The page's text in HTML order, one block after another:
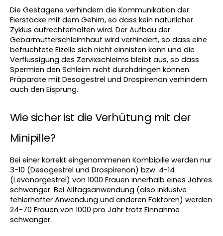
Die Gestagene verhindern die Kommunikation der
Eierstöcke mit dem Gehirn, so dass kein natürlicher
Zyklus aufrechterhalten wird. Der Aufbau der
Gebärmutterschleimhaut wird verhindert, so dass eine
befruchtete Eizelle sich nicht einnisten kann und die
Verflüssigung des Zervixschleims bleibt aus, so dass
Spermien den Schleim nicht durchdringen können.
Präparate mit Desogestrel und Drospirenon verhindern
auch den Eisprung.
Wie sicher ist die Verhütung mit der
Minipille?
Bei einer korrekt eingenommenen Kombipille werden nur
3-10 (Desogestrel und Drospirenon) bzw. 4-14
(Levonorgestrel) von 1000 Frauen innerhalb eines Jahres
schwanger. Bei Alltagsanwendung (also inklusive
fehlerhafter Anwendung und anderen Faktoren) werden
24-70 Frauen von 1000 pro Jahr trotz Einnahme
schwanger.